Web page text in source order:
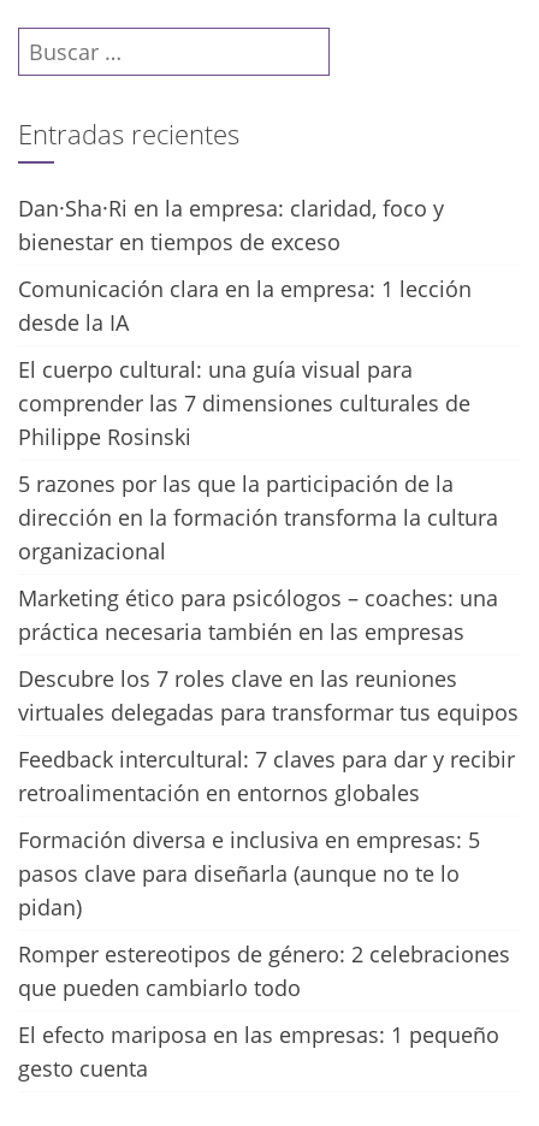
Buscar:
Entradas recientes
Dan·Sha·Ri en la empresa: claridad, foco y
bienestar en tiempos de exceso
Comunicación clara en la empresa: 1 lección
desde la IA
El cuerpo cultural: una guía visual para
comprender las 7 dimensiones culturales de
Philippe Rosinski
5 razones por las que la participación de la
dirección en la formación transforma la cultura
organizacional
Marketing ético para psicólogos – coaches: una
práctica necesaria también en las empresas
Descubre los 7 roles clave en las reuniones
virtuales delegadas para transformar tus equipos
Feedback intercultural: 7 claves para dar y recibir
retroalimentación en entornos globales
Formación diversa e inclusiva en empresas: 5
pasos clave para diseñarla (aunque no te lo
pidan)
Romper estereotipos de género: 2 celebraciones
que pueden cambiarlo todo
El efecto mariposa en las empresas: 1 pequeño
gesto cuenta